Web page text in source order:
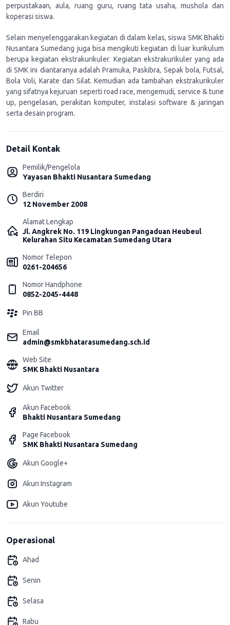
perpustakaan, aula, ruang guru, ruang tata usaha, mushola dan
koperasi siswa.
Selain menyelenggarakan kegiatan di dalam kelas, siswa SMK Bhakti
Nusantara Sumedang juga bisa mengikuti kegiatan di luar kurikulum
berupa kegiatan ekstrakurikuler. Kegiatan ekstrakurikuler yang ada
di SMK ini diantaranya adalah Pramuka, Paskibra, Sepak bola, Futsal,
Bola Voli, Karate dan Silat. Kemudian ada tambahan ekstrakurikuler
yang sifatnya kejuruan seperti road race, mengemudi, service & tune
up, pengelasan, perakitan komputer, instalasi software & jaringan
serta desain program.
Detail Kontak
Pemilik/Pengelola
Yayasan Bhakti Nusantara Sumedang
Berdiri
12 November 2008
Alamat Lengkap
Jl. Angkrek No. 119 Lingkungan Pangaduan Heubeul
Kelurahan Situ Kecamatan Sumedang Utara
Nomor Telepon
0261-204656
Nomor Handphone
0852-2045-4448
Pin BB
Email
admin@smkbhatarasumedang.sch.id
Web Site
SMK Bhakti Nusantara
Akun Twitter
Akun Facebook
Bhakti Nusantara Sumedang
Page Facebook
SMK Bhakti Nusantara Sumedang
Akun Google+
Akun Instagram
Akun Youtube
Operasional
Ahad
Senin
Selasa
Rabu